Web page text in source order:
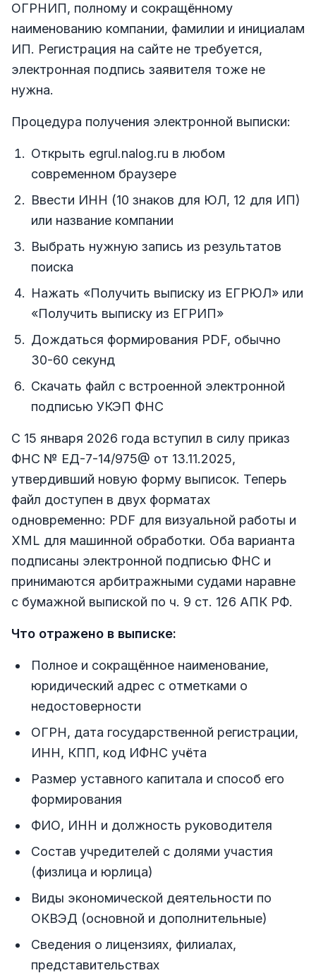
ОГРНИП, полному и сокращённому
наименованию компании, фамилии и инициалам
ИП. Регистрация на сайте не требуется,
электронная подпись заявителя тоже не
нужна.
Процедура получения электронной выписки:
Открыть egrul.nalog.ru в любом
современном браузере
Ввести ИНН (10 знаков для ЮЛ, 12 для ИП)
или название компании
Выбрать нужную запись из результатов
поиска
Нажать «Получить выписку из ЕГРЮЛ» или
«Получить выписку из ЕГРИП»
Дождаться формирования PDF, обычно
30-60 секунд
Скачать файл с встроенной электронной
подписью УКЭП ФНС
С 15 января 2026 года вступил в силу приказ
ФНС № ЕД-7-14/975@ от 13.11.2025,
утвердивший новую форму выписок. Теперь
файл доступен в двух форматах
одновременно: PDF для визуальной работы и
XML для машинной обработки. Оба варианта
подписаны электронной подписью ФНС и
принимаются арбитражными судами наравне
с бумажной выпиской по ч. 9 ст. 126 АПК РФ.
Что отражено в выписке:
Полное и сокращённое наименование,
юридический адрес с отметками о
недостоверности
ОГРН, дата государственной регистрации,
ИНН, КПП, код ИФНС учёта
Размер уставного капитала и способ его
формирования
ФИО, ИНН и должность руководителя
Состав учредителей с долями участия
(физлица и юрлица)
Виды экономической деятельности по
ОКВЭД (основной и дополнительные)
Сведения о лицензиях, филиалах,
представительствах